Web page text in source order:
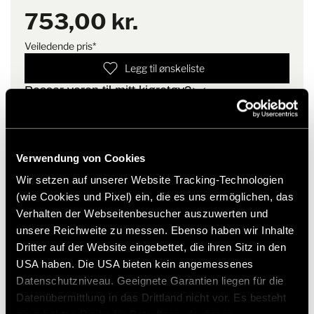
Verwendung von Cookies
Wir setzen auf unserer Website Tracking-Technologien
(wie Cookies und Pixel) ein, die es uns ermöglichen, das
Verhalten der Webseitenbesucher auszuwerten und
unsere Reichweite zu messen. Ebenso haben wir Inhalte
Dritter auf der Website eingebettet, die ihren Sitz in den
USA haben. Die USA bieten kein angemessenes
Datenschutzniveau. Geeignete Garantien liegen für die
Datenübermittlung in das Drittland nicht vor. Es besteht
Et praktisk bøylehåndtak, lokk og festeklemmer for søppelsekken
er også inkludert.
Monteringsanvisning
skruer og deksler. Dette betyr
at avfallsbeholderen også kan
monteres individuelt på et
753,00 kr.
Veiledende pris*
Legg til ønskeliste
Passer varen til mitt kjøretøy?
men kan kun bestilles og ettermonteres gjennom din